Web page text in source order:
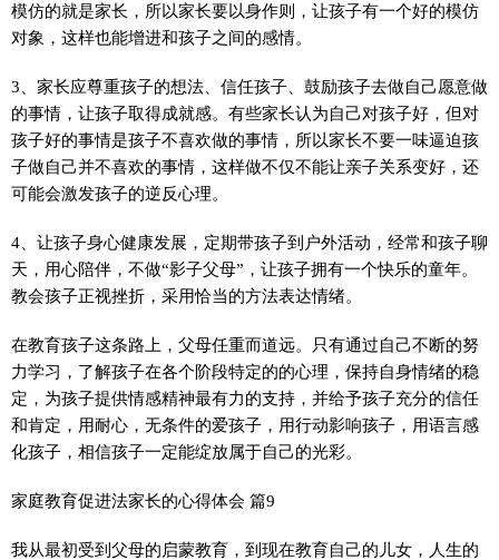
模仿的就是家长，所以家长要以身作则，让孩子有一个好的模仿
对象，这样也能增进和孩子之间的感情。
3、家长应尊重孩子的想法、信任孩子、鼓励孩子去做自己愿意做
的事情，让孩子取得成就感。有些家长认为自己对孩子好，但对
孩子好的事情是孩子不喜欢做的事情，所以家长不要一味逼迫孩
子做自己并不喜欢的事情，这样做不仅不能让亲子关系变好，还
可能会激发孩子的逆反心理。
4、让孩子身心健康发展，定期带孩子到户外活动，经常和孩子聊
天，用心陪伴，不做“影子父母”，让孩子拥有一个快乐的童年。
教会孩子正视挫折，采用恰当的方法表达情绪。
在教育孩子这条路上，父母任重而道远。只有通过自己不断的努
力学习，了解孩子在各个阶段特定的的心理，保持自身情绪的稳
定，为孩子提供情感精神最有力的支持，并给予孩子充分的信任
和肯定，用耐心，无条件的爱孩子，用行动影响孩子，用语言感
化孩子，相信孩子一定能绽放属于自己的光彩。
家庭教育促进法家长的心得体会 篇9
我从最初受到父母的启蒙教育，到现在教育自己的儿女，人生的